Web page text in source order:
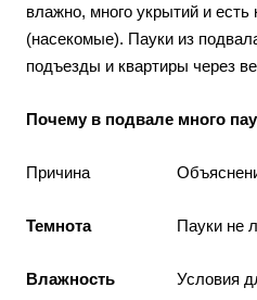
влажно, много укрытий и есть
(насекомые). Пауки из
подъезды и квартиры через
Почему в подвале много
Причина
Темнота Пауки не
Влажность Условия